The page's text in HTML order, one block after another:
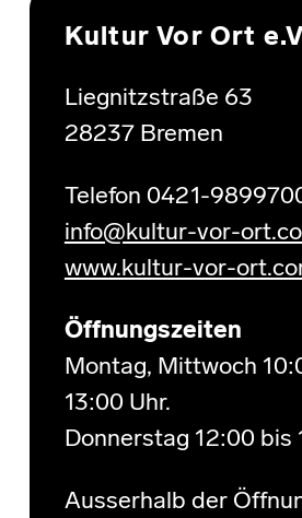
Kultur Vor Ort
Liegnitzstraße 63
28237 Bremen
Telefon 0421-
info@kultur-vor-
www.kultur-vor-
Öffnungszeiten
Montag, Mittwoch
13:00 Uhr.
Donnerstag 12:00 bis
Ausserhalb der